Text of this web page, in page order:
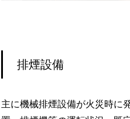
排煙設備
主に機械排煙設備が火災時に